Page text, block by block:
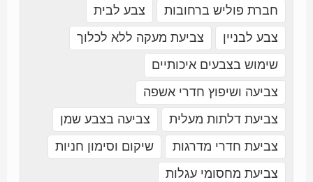
חברת פוליש ברחובות
צבע לבית
צבע לבניין
צביעת מעקה ללא לכלוך
שימוש בצבעים איכותיים
צביעה ושיפוץ חדרי אשפה
צביעת דלתות מעלית
צביעה בצבע שמן
צביעת חדרי מדרגות
שיקום וסימון חניות
צביעת מחסומי עגלות